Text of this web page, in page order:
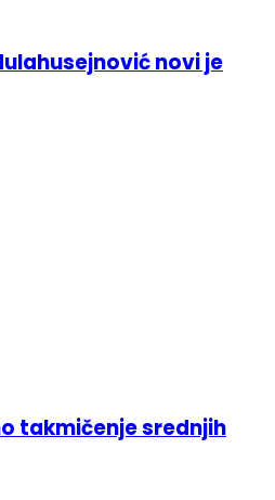
novi je
takmičenje srednjih